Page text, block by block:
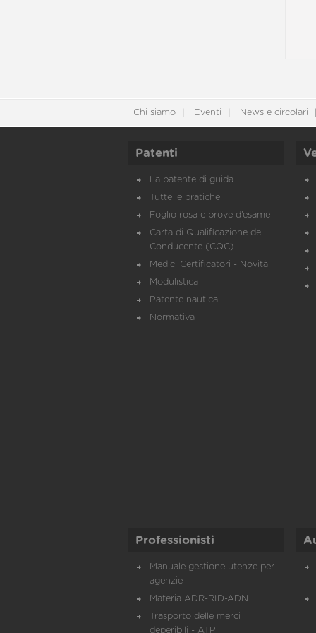
Chi siamo Eventi News e circolari
Patenti
La patente di guida
Tutte le pratiche
Foglio rosa e prove d’esame
Carta di Qualificazione del
Conducente (CQC)
Medici Certificatori - Novità
Modulistica
Patente nautica
Normativa
Professionisti
Manuale gestione utenze per
agenzie
Materia ADR-RID-ADN
Trasporto delle merci
deperibili - ATP